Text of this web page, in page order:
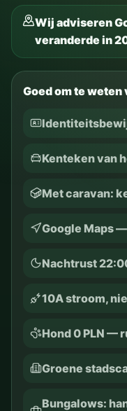
Wij adviseren
veranderde in
Goed om te
Kenteken van
Met caravan:
Google Maps
Nachtrust
10A stroom,
Hond 0 PLN —
Groene
Bungalows: